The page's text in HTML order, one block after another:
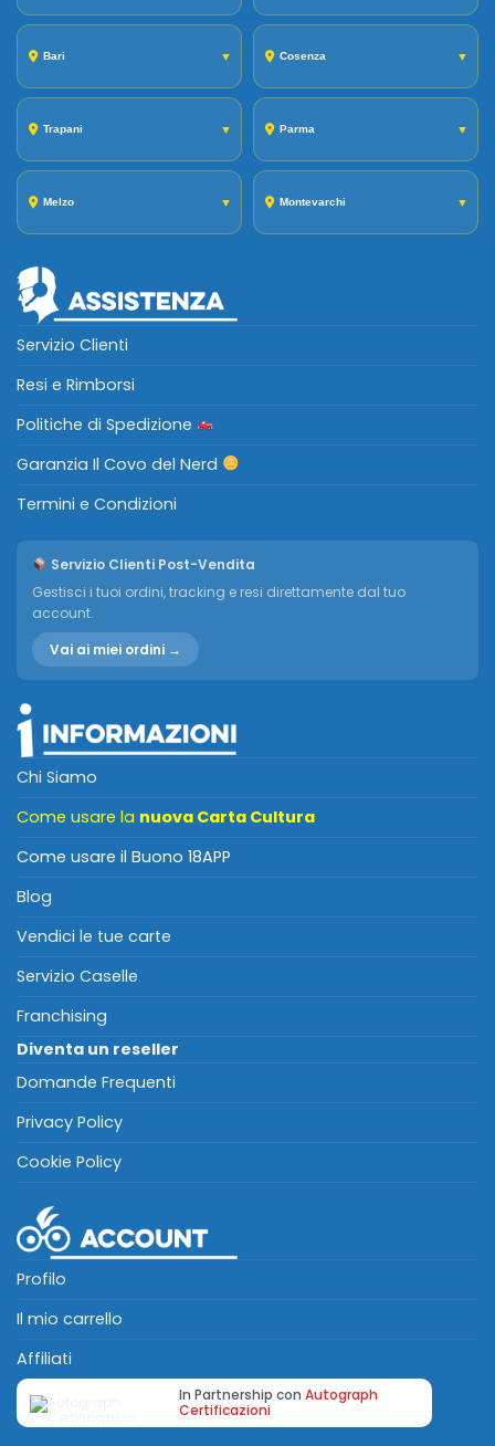
Bari ▼ Cosenza ▼
Trapani ▼ Parma ▼
Melzo ▼ Montevarchi ▼
Servizio Clienti
Resi e Rimborsi
Politiche di Spedizione
Garanzia Il Covo del Nerd
Termini e Condizioni
Servizio Clienti Post-Vendita
Gestisci i tuoi ordini, tracking e resi direttamente dal tuo
account.
Vai ai miei ordini →
Chi Siamo
Come usare la nuova Carta Cultura
Come usare il Buono 18APP
Blog
Vendici le tue carte
Servizio Caselle
Franchising
Diventa un reseller
Domande Frequenti
Privacy Policy
Cookie Policy
Profilo
Il mio carrello
Affiliati
In Partnership con Autograph
Certificazioni